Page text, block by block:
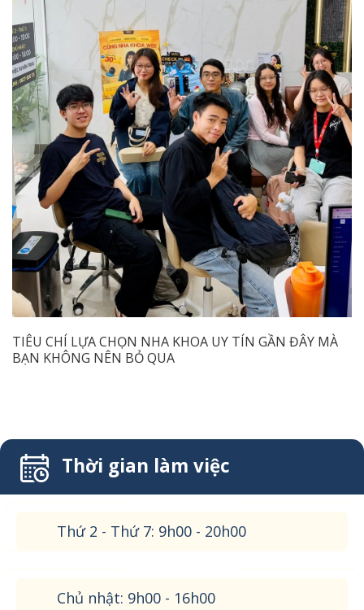
TIÊU CHÍ LỰA CHỌN NHA KHOA UY TÍN GẦN ĐÂY MÀ
BẠN KHÔNG NÊN BỎ QUA
Thời gian làm việc
Thứ 2 - Thứ 7: 9h00 - 20h00
Chủ nhật: 9h00 - 16h00